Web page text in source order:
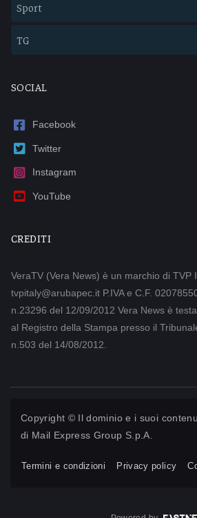
Sport
TG
SOCIAL
Facebook
Twitter
Instagram
YouTube
CREDITI
VeraTV (Vera News) è un marchio di TVP
tvpitaly@arubapec.it P.IVA e C.F.
n.23296 del 12/09/2012 Vera News è
al Registro della Stampa presso il
n.503 del 14/08/2012.
Copyright © Il dominio e i suoi
di Mail Express Group S.p.A.
Termini e condizioni Privacy policy